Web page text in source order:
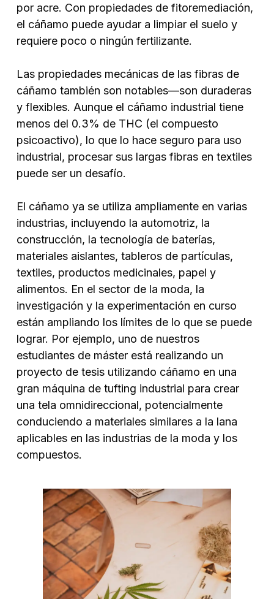
por acre. Con propiedades de fitoremediación,
el cáñamo puede ayudar a limpiar el suelo y
requiere poco o ningún fertilizante.
Las propiedades mecánicas de las fibras de
cáñamo también son notables—son duraderas
y flexibles. Aunque el cáñamo industrial tiene
menos del 0.3% de THC (el compuesto
psicoactivo), lo que lo hace seguro para uso
industrial, procesar sus largas fibras en textiles
puede ser un desafío.
El cáñamo ya se utiliza ampliamente en varias
industrias, incluyendo la automotriz, la
construcción, la tecnología de baterías,
materiales aislantes, tableros de partículas,
textiles, productos medicinales, papel y
alimentos. En el sector de la moda, la
investigación y la experimentación en curso
están ampliando los límites de lo que se puede
lograr. Por ejemplo, uno de nuestros
estudiantes de máster está realizando un
proyecto de tesis utilizando cáñamo en una
gran máquina de tufting industrial para crear
una tela omnidireccional, potencialmente
conduciendo a materiales similares a la lana
aplicables en las industrias de la moda y los
compuestos.